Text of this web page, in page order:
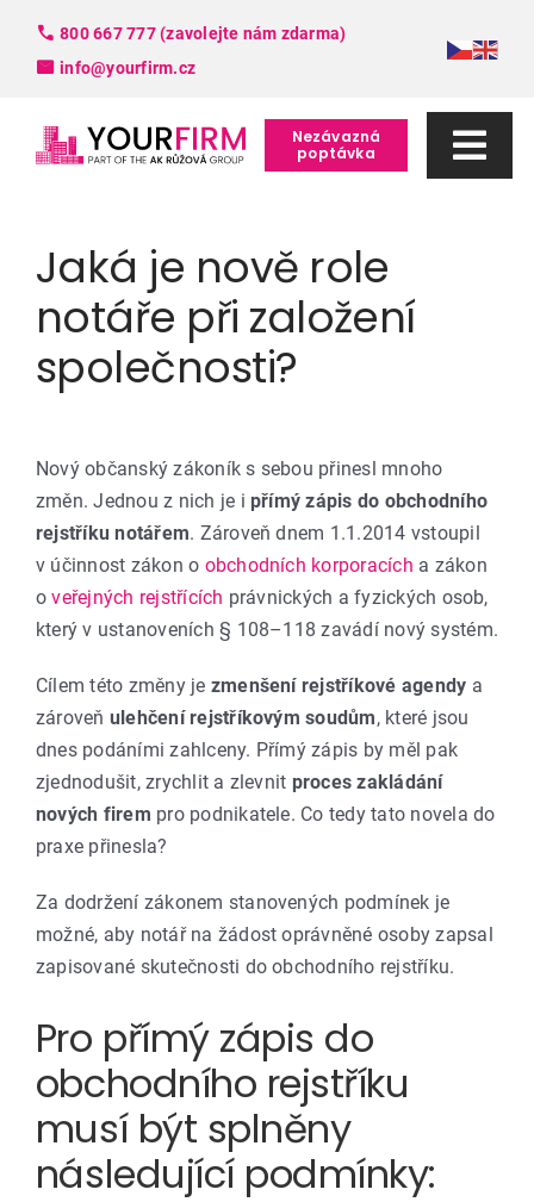
content
800 667 777 (zavolejte nám zdarma)
info@yourfirm.cz
Slovník pojmů
Kontakt
Nezávazná
poptávka
Jaká je nově role
notáře při založení
společnosti?
Nový občanský zákoník s sebou přinesl mnoho
změn. Jednou z nich je i přímý zápis do obchodního
rejstříku notářem. Zároveň dnem 1.1.2014 vstoupil
v účinnost zákon o obchodních korporacích a zákon
oveřejných rejstřících právnických a fyzických osob,
který v ustanoveních § 108–118 zavádí nový systém.
Cílem této změny je zmenšení rejstříkové agendy a
zároveň ulehčení rejstříkovým soudům, které jsou
dnes podáními zahlceny. Přímý zápis by měl pak
zjednodušit, zrychlit a zlevnit proces zakládání
nových firem pro podnikatele. Co tedy tato novela do
praxe přinesla?
Za dodržení zákonem stanovených podmínek je
možné, aby notář na žádost oprávněné osoby zapsal
zapisované skutečnosti do obchodního rejstříku.
Pro přímý zápis do
obchodního rejstříku
musí být splněny
následující podmínky: